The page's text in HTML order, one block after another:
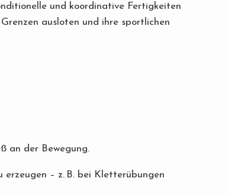
und koordinative Fertigkeiten
ausloten und ihre sportlichen
an der Bewegung.
– z. B. bei Kletterübungen